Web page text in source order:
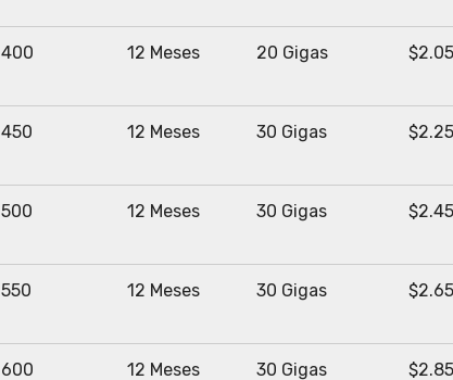
400 12 Meses 20 Gigas
450 12 Meses 30 Gigas
500 12 Meses 30 Gigas
550 12 Meses 30 Gigas
600 12 Meses 30 Gigas